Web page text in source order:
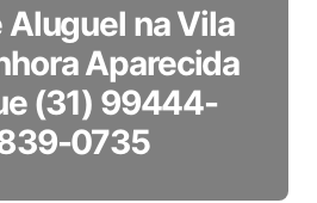
na Vila
Aparecida
(31) 99444-
0735